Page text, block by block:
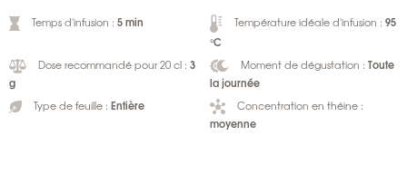
Temps d'infusion : 5 min Température idéale d'infusion : 95
°C
Dose recommandé pour 20 cl : 3
g
Moment de dégustation : Toute
la journée
Type de feuille : Entière Concentration en théine :
moyenne